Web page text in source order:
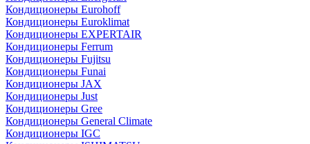
Кондиционеры Eurohoff
Кондиционеры Euroklimat
Кондиционеры EXPERTAIR
Кондиционеры Ferrum
Кондиционеры Fujitsu
Кондиционеры Funai
Кондиционеры JAX
Кондиционеры Just
Кондиционеры Gree
Кондиционеры General Climate
Кондиционеры IGC